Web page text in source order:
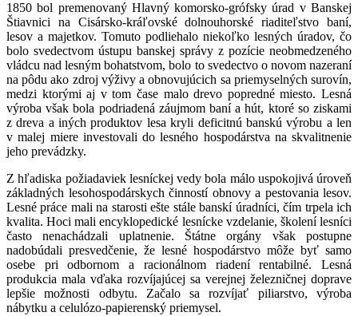
1850 bol premenovaný Hlavný komorsko-grófsky úrad v Banskej
Štiavnici na Cisársko-kráľovské dolnouhorské riaditeľstvo baní,
lesov a majetkov. Tomuto podliehalo niekoľko lesných úradov, čo
bolo svedectvom ústupu banskej správy z pozície neobmedzeného
vládcu nad lesným bohatstvom, bolo to svedectvo o novom nazeraní
na pôdu ako zdroj výživy a obnovujúcich sa priemyselných surovín,
medzi ktorými aj v tom čase malo drevo popredné miesto. Lesná
výroba však bola podriadená záujmom baní a hút, ktoré so ziskami
z dreva a iných produktov lesa kryli deficitnú banskú výrobu a len
v malej miere investovali do lesného hospodárstva na skvalitnenie
jeho prevádzky.
Z hľadiska požiadaviek lesníckej vedy bola málo uspokojivá úroveň
základných lesohospodárskych činností obnovy a pestovania lesov.
Lesné práce mali na starosti ešte stále banskí úradníci, čím trpela ich
kvalita. Hoci mali encyklopedické lesnícke vzdelanie, školení lesníci
často nenachádzali uplatnenie. Štátne orgány však postupne
nadobúdali presvedčenie, že lesné hospodárstvo môže byť samo
osebe pri odbornom a racionálnom riadení rentabilné. Lesná
produkcia mala vďaka rozvíjajúcej sa verejnej železničnej doprave
lepšie možnosti odbytu. Začalo sa rozvíjať piliarstvo, výroba
nábytku a celulózo-papierenský priemysel.